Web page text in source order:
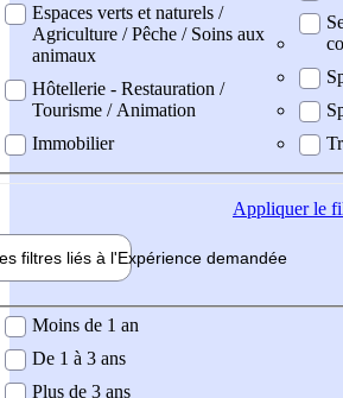
Espaces verts et naturels /
Agriculture / Pêche / Soins aux
animaux
Hôtellerie - Restauration /
Tourisme / Animation
Immobilier
Appliquerle
filtres liés à l'Expérience demandée
demandée
Moins de 1 an
De 1 à 3 ans
Plus de 3 ans